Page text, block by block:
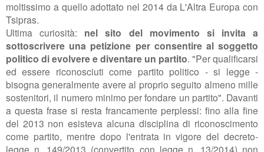
moltissimo a quello adottato nel 2014 da L'Altra Europa con
Tsipras.
Ultima curiosità: nel sito del movimento si invita a
sottoscrivere una petizione per consentire al soggetto
politico di evolvere e diventare un partito. "Per qualificarsi
ed essere riconosciuti come partito politico - si legge -
bisogna generalmente avere al proprio seguito almeno mille
sostenitori, il numero minimo per fondare un partito". Davanti
a questa frase si resta francamente perplessi: fino alla fine
del 2013 non esisteva alcuna disciplina di riconoscimento
come partito, mentre dopo l'entrata in vigore del decreto-
legge n. 149/2013 (convertito con legge n. 13/2014) non